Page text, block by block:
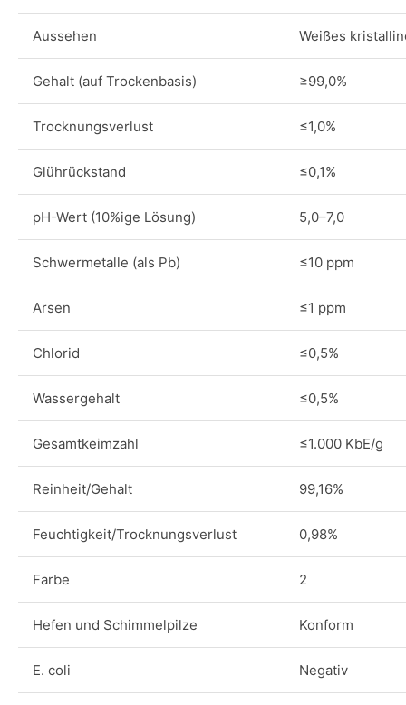
Aussehen Weißes
Gehalt (auf Trockenbasis) ≥99,0%
Trocknungsverlust ≤1,0%
Glührückstand ≤0,1%
pH-Wert (10%ige Lösung) 5,0–7,0
Schwermetalle (als Pb) ≤10 ppm
Arsen ≤1 ppm
Chlorid ≤0,5%
Wassergehalt ≤0,5%
Gesamtkeimzahl ≤1.000 KbE/g
Reinheit/Gehalt 99,16%
Feuchtigkeit/Trocknungsverlust 0,98%
Farbe 2
Hefen und Schimmelpilze Konform
E. coli Negativ